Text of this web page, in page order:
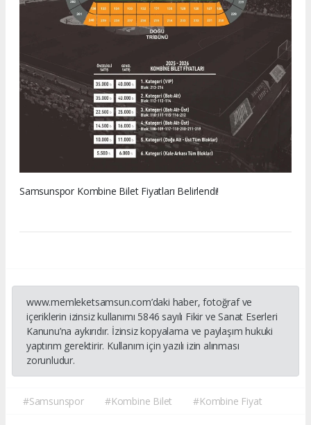
Samsunspor Kombine Bilet Fiyatları Belirlendi!
www.memleketsamsun.com’daki haber, fotoğraf ve
içeriklerin izinsiz kullanımı 5846 sayılı Fikir ve Sanat Eserleri
Kanunu’na aykırıdır. İzinsiz kopyalama ve paylaşım hukuki
yaptırım gerektirir. Kullanım için yazılı izin alınması
zorunludur.
#Samsunspor #Kombine Bilet #Kombine Fiyat